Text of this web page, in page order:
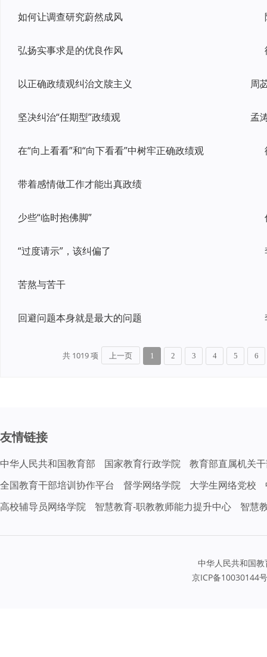
如何让调查研究蔚然成风
弘扬实事求是的优良作风
以正确政绩观纠治文牍主义
坚决纠治“任期型”政绩观 孟
在“向上看看”和“向下看看”中树牢正确政绩观
带着感情做工作才能出真政绩
少些“临时抱佛脚”
“过度请示”，该纠偏了
苦熬与苦干
回避问题本身就是最大的问题
共 1019 项 上一页 1 2 3 4 5 6
友情链接
中华人民共和国教育部 国家教育行政学院
教育部直属机关
全国教育干部培训协作平台
督学网络学院 大学生网络党校
高校辅导员网络学院
智慧教育-职教教师能力提升中心 智慧
中华人民共和国教
京ICP备10030144